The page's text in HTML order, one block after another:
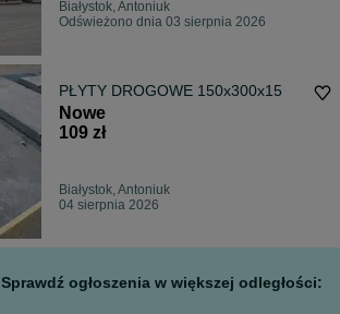
Białystok, Antoniuk
Odświeżono dnia 03 sierpnia 2026
PŁYTY DROGOWE 150x300x15
Nowe
109 zł
Białystok, Antoniuk
04 sierpnia 2026
Sprawdź ogłoszenia w większej odległości: